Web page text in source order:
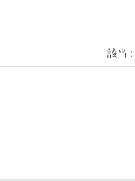
該当 :